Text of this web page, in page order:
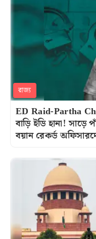
রাজ্য
ED Raid-Partha
বাড়ি ইডি হানা! সাড়ে
বয়ান রেকর্ড